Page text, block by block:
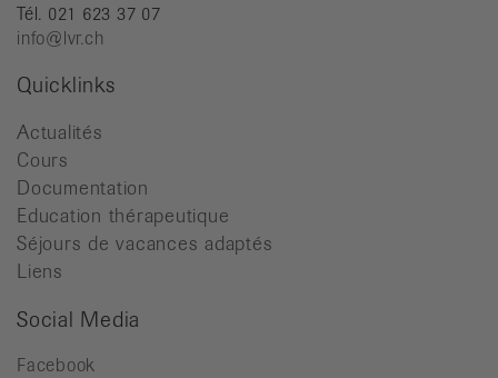
Tél. 021 623 37 07
info@lvr.ch
Quicklinks
Actualités
Cours
Documentation
Education thérapeutique
Séjours de vacances adaptés
Liens
Social Media
Facebook